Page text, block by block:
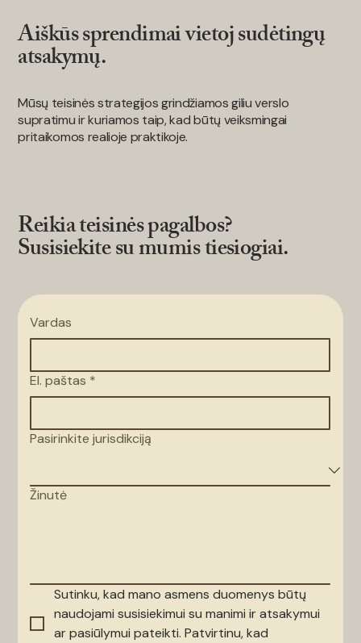
JAE – ar esate FTA radare?
Reikia teisinės pagalbos?
Susisiekite su mumis tiesiogiai.
Vardas
El. paštas *
Pasirinkite jurisdikciją
Žinutė
Sutinku, kad mano asmens duomenys būtų
naudojami susisiekimui su manimi ir atsakymui
ar pasiūlymui pateikti. Patvirtinu, kad
Aiškūs sprendimai vietoj sudėtingų
atsakymų.
Mūsų teisinės strategijos grindžiamos giliu verslo
supratimu ir kuriamos taip, kad būtų veiksmingai
pritaikomos realioje praktikoje.